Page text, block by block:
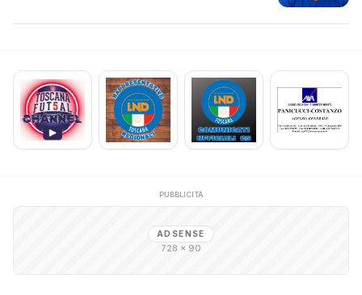
PUBBLICITÀ
ADSENSE
728 × 90